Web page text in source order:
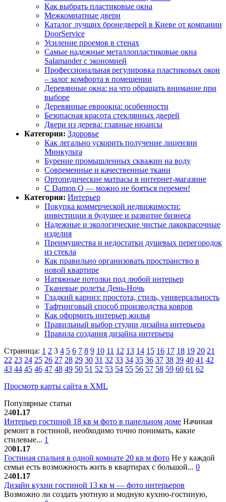
Как выбрать пластиковые окна
Межкомнатные двери
Каталог лучших бронедверей в Киеве от компании
DoorService
Усиление проемов в стенах
Самые надежные металлопластиковые окна
Salamander с экономией
Профессиональная регулировка пластиковых окон
– залог комфорта в помещении
Деревянные окна: на что обращать внимание при
выборе
Деревянные евроокна: особенности
Безопасная красота стеклянных дверей
Двери из дерева: главные нюансы
Категория: Здоровье
Как легально ускорить получение лицензии
Минкульта
Бурение промышленных скважин на воду
Современные и качественные ткани
Ортопедические матрасы в интернет-магазине
С Damon Q — можно не бояться перемен!
Категория: Интерьер
Покупка коммерческой недвижимости:
инвестиции в будущее и развитие бизнеса
Надежные и экологические чистые лакокрасочные
изделия
Преимущества и недостатки душевых перегородок
из стекла
Как правильно организовать пространство в
новой квартире
Натяжные потолки под любой интерьер
Тканевые ролеты День-Ночь
Гладкий карниз: простота, стиль, универсальность
Тафтинговый способ производства ковров
Как оформить интерьер жилья
Правильный выбор студии дизайна интерьера
Правила создания дизайна интерьера
Страница: 1 2 3 4 5 6 7 8 9 10 11 12 13 14 15 16 17 18 19 20 21
22 23 24 25 26 27 28 29 30 31 32 33 34 35 36 37 38 39 40 41 42
43 44 45 46 47 48 49 50 51 52 53 54 55 56 57 58 59 60 61 62
Просмотр карты сайта в XML
Популярные статьи
2401.17
Интерьер гостиной 18 кв м фото в панельном доме Начиная
ремонт в гостиной, необходимо точно понимать, какие
стилевые... 1
2001.17
Гостиная спальня в одной комнате 20 кв м фото Не у каждой
семьи есть возможность жить в квартирах с большой... 0
2401.17
Дизайн кухни гостиной 13 кв м — фото интерьеров
Возможно ли создать уютную и модную кухню-гостиную,